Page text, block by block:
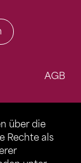
über die
Rechte als
AGB